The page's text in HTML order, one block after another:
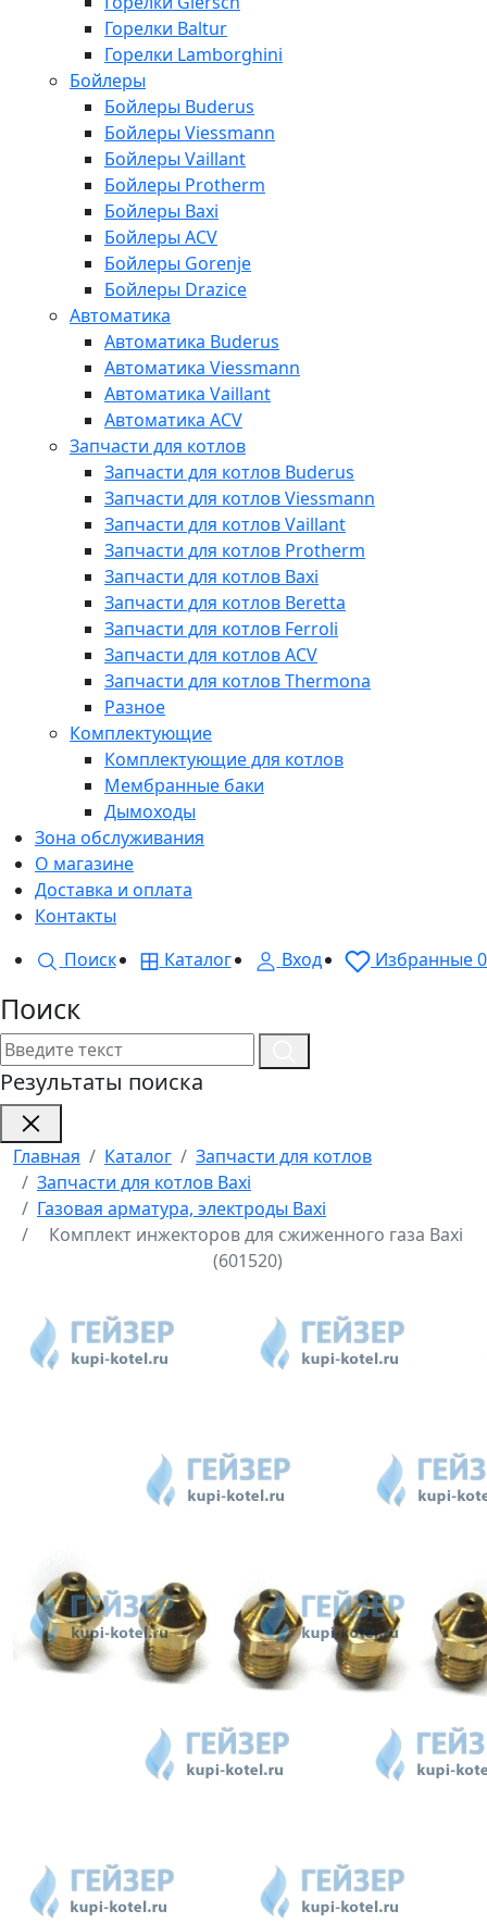
Горелки Baltur
Горелки Lamborghini
Бойлеры
Бойлеры Buderus
Бойлеры Viessmann
Бойлеры Vaillant
Бойлеры Protherm
Бойлеры Baxi
Бойлеры ACV
Бойлеры Gorenje
Бойлеры Drazice
Автоматика
Автоматика Buderus
Автоматика Viessmann
Автоматика Vaillant
Автоматика ACV
Запчасти для котлов
Запчасти для котлов Buderus
Запчасти для котлов Viessmann
Запчасти для котлов Vaillant
Запчасти для котлов Protherm
Запчасти для котлов Baxi
Запчасти для котлов Beretta
Запчасти для котлов Ferroli
Запчасти для котлов ACV
Запчасти для котлов Thermona
Разное
Комплектующие
Комплектующие для котлов
Мембранные баки
Дымоходы
Зона обслуживания
О магазине
Доставка и оплата
Контакты
Поиск
Каталог Вход Избранные0
Поиск
Результаты поиска
Главная Каталог
Запчасти для котлов
Запчасти для котлов Baxi
Газовая арматура, электроды Baxi
Комплект инжекторов для сжиженного газа Baxi
(601520)